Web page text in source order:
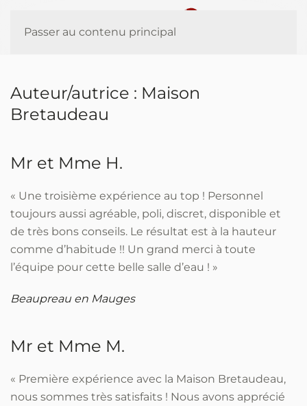
Passer au contenu principal
Auteur/autrice : Maison
Bretaudeau
Mr et Mme H.
« Une troisième expérience au top ! Personnel
toujours aussi agréable, poli, discret, disponible et
de très bons conseils. Le résultat est à la hauteur
comme d’habitude !! Un grand merci à toute
l’équipe pour cette belle salle d’eau ! »
Beaupreau en Mauges
Mr et Mme M.
« Première expérience avec la Maison Bretaudeau,
nous sommes très satisfaits ! Nous avons apprécié